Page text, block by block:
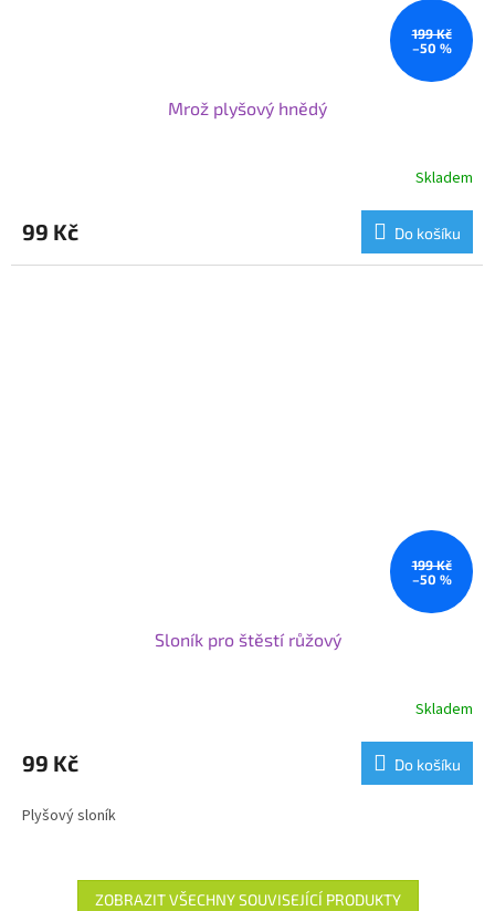
199 Kč
–50 %
Mrož plyšový hnědý
Skladem
99 Kč Do košíku
199 Kč
–50 %
Sloník pro štěstí růžový
Skladem
99 Kč Do košíku
Plyšový sloník
ZOBRAZIT VŠECHNY SOUVISEJÍCÍ PRODUKTY